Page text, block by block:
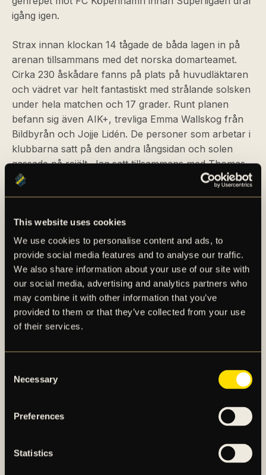
This website uses cookies
We use cookies to personalise content and ads, to
provide social media features and to analyse our traffic.
We also share information about your use of our site with
our social media, advertising and analytics partners who
may combine it with other information that you’ve
provided to them or that they’ve collected from your use
of their services.
Selection
Necessary
Preferences
Statistics
igång igen.
Strax innan klockan 14 tågade de båda lagen in på
arenan tillsammans med det norska domarteamet.
Cirka 230 åskådare fanns på plats på huvudläktaren
och vädret var helt fantastiskt med strålande solsken
under hela matchen och 17 grader. Runt planen
befann sig även AIK+, trevliga Emma Wallskog från
Bildbyrån och Jojje Lidén. De personer som arbetar i
klubbarna satt på den andra långsidan och solen
gassade på rejält. Jag satt tillsammans med Thomas
Berntsen, Sotirios Papagiannopoulos, Louise
Rodgers Holte och Johnny Gustafsson och det var
och på läktarplats då Dino Beširović i inledning av
matchen tycktes fällas av AGF:s målvakt, men
domarna valde att fria. Slutresultatet blev 0–1 efter att
danskarna avgjort i den första halvleken i en match
som präglades av få målchanser för AIK och en
mängd gula kort, bland annat för filmning och
protest. Efter slutsignalen genomfördes en spontan
Mixed zone utanför omklädningsrummet då
Guidetti, Anton Salétros, Kristoffer Nordfeldt och
Jere Uronen.
De som inte spelade i matchen, eller fick sparsamt
träning på en uppvärmningsyta bredvid de ordinarie